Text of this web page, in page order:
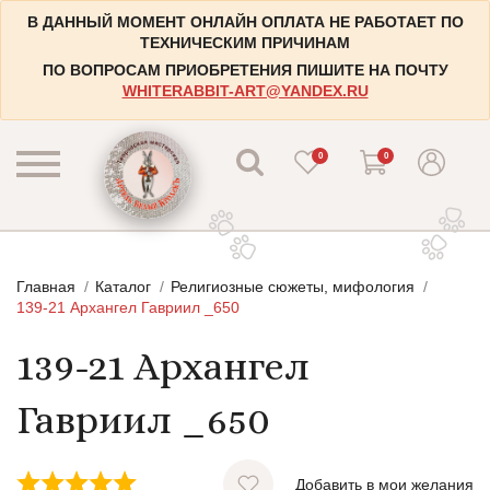
В ДАННЫЙ МОМЕНТ ОНЛАЙН ОПЛАТА НЕ РАБОТАЕТ ПО
ТЕХНИЧЕСКИМ ПРИЧИНАМ
ПО ВОПРОСАМ ПРИОБРЕТЕНИЯ ПИШИТЕ НА ПОЧТУ
WHITERABBIT-ART@YANDEX.RU
0 0
Пейзажи
Цветы и растения
Натюрморты
КОНТАКТЫ
НОВОСТИ
БЛОГ
Главная Каталог
Религиозные сюжеты, мифология
139-21 Архангел Гавриил _650
139-21 Архангел
Гавриил _650
Добавить в мои желания